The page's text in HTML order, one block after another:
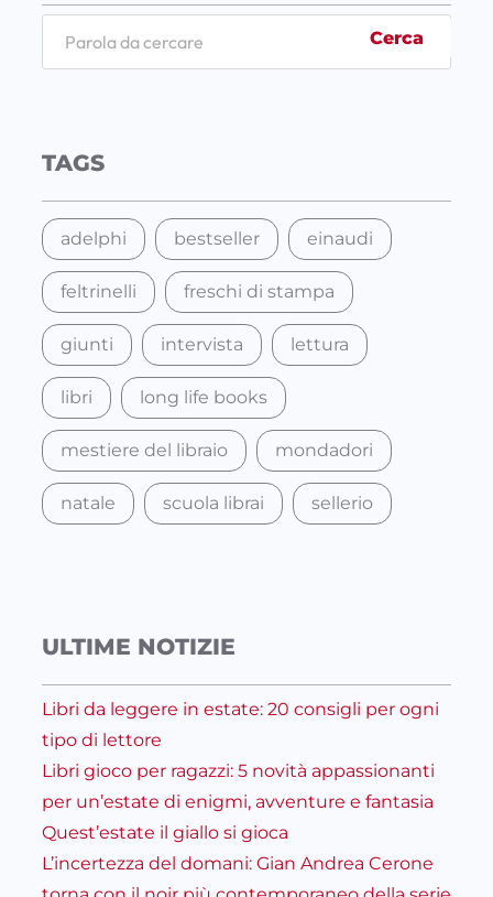
c
Cerca
TAGS
adelphi bestseller einaudi
feltrinelli freschi di stampa
giunti intervista lettura
libri long life books
mestiere del libraio mondadori
natale scuola librai sellerio
ULTIME NOTIZIE
Libri da leggere in estate: 20 consigli per ogni
tipo di lettore
Libri gioco per ragazzi: 5 novità appassionanti
per un’estate di enigmi, avventure e fantasia
Quest’estate il giallo si gioca
L’incertezza del domani: Gian Andrea Cerone